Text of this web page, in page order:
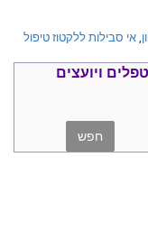
, אי סבילות ללקטוז טיפול
ויועצים